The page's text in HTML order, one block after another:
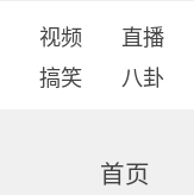
视频 直播
搞笑
八卦
首页